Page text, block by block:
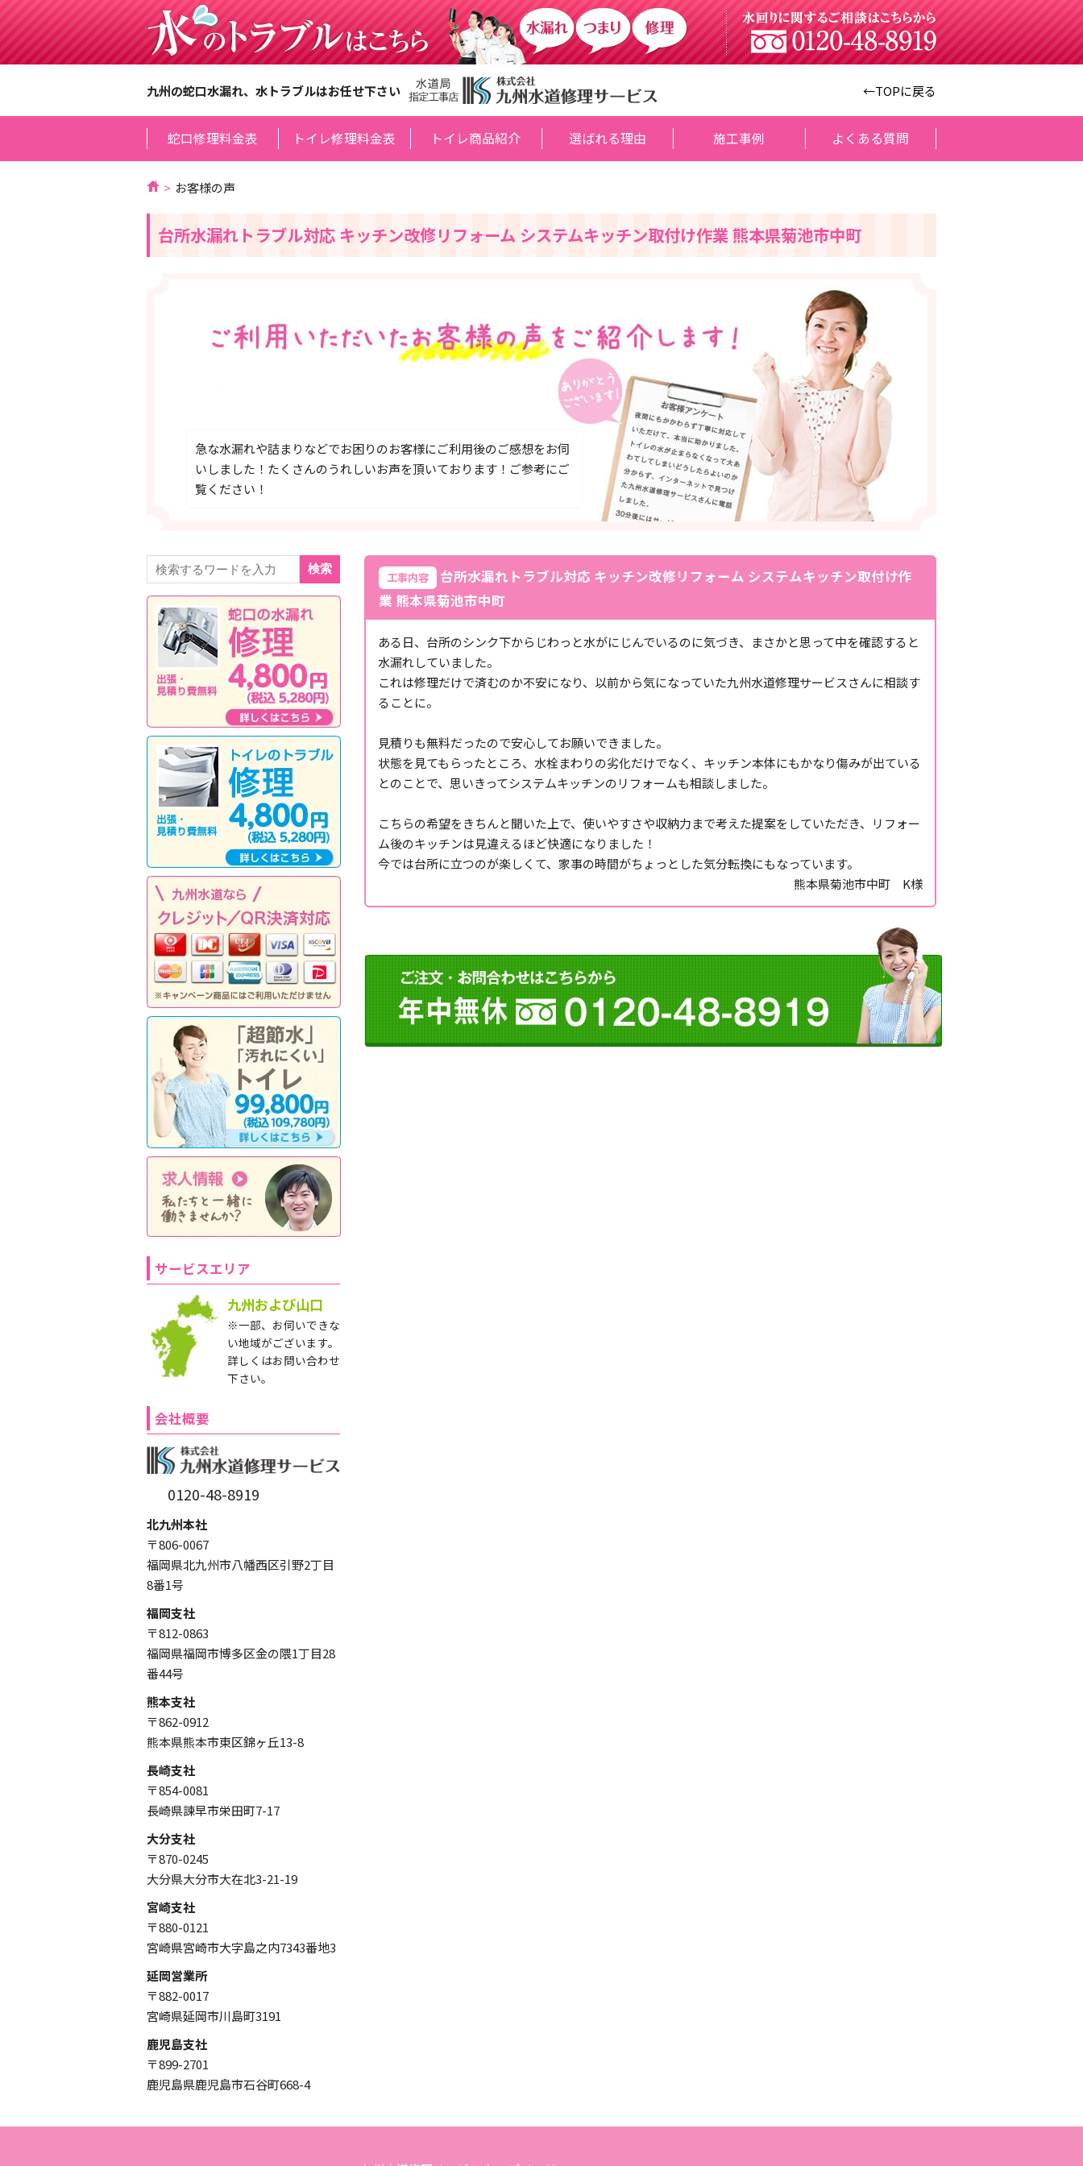
九州の蛇口水漏れ、水トラブルはお任せ下さい ←TOPに戻る
蛇口修理料金表 トイレ修理料金表 トイレ商品紹介 選ばれる理由 施工事例 よくある質問
お客様の声
台所水漏れトラブル対応 キッチン改修リフォーム システムキッチン取付け作業 熊本県菊池市中町
急な水漏れや詰まりなどでお困りのお客様にご利用後のご感想をお伺
いしました！たくさんのうれしいお声を頂いております！ご参考にご
覧ください！
工事内容
台所水漏れトラブル対応 キッチン改修リフォーム システムキッチン取付け作
業 熊本県菊池市中町
ある日、台所のシンク下からじわっと水がにじんでいるのに気づき、まさかと思って中を確認すると
水漏れしていました。
これは修理だけで済むのか不安になり、以前から気になっていた九州水道修理サービスさんに相談す
ることに。
見積りも無料だったので安心してお願いできました。
状態を見てもらったところ、水栓まわりの劣化だけでなく、キッチン本体にもかなり傷みが出ている
とのことで、思いきってシステムキッチンのリフォームも相談しました。
こちらの希望をきちんと聞いた上で、使いやすさや収納力まで考えた提案をしていただき、リフォー
ム後のキッチンは見違えるほど快適になりました！
今では台所に立つのが楽しくて、家事の時間がちょっとした気分転換にもなっています。
熊本県菊池市中町 K様
検索
サービスエリア
九州および山口
※一部、お伺いできな
い地域がございます。
詳しくはお問い合わせ
下さい。
会社概要
0120-48-8919
北九州本社
〒806-0067
福岡県北九州市八幡西区引野2丁目
8番1号
福岡支社
〒812-0863
福岡県福岡市博多区金の隈1丁目28
番44号
熊本支社
〒862-0912
熊本県熊本市東区錦ヶ丘13-8
長崎支社
〒854-0081
長崎県諫早市栄田町7-17
大分支社
〒870-0245
大分県大分市大在北3-21-19
宮崎支社
〒880-0121
宮崎県宮崎市大字島之内7343番地3
延岡営業所
〒882-0017
宮崎県延岡市川島町3191
鹿児島支社
〒899-2701
鹿児島県鹿児島市石谷町668-4